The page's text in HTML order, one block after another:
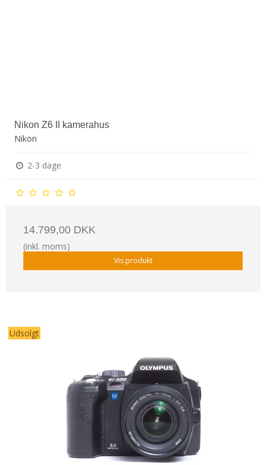
Nikon Z6 II kamerahus
Nikon
2-3 dage
14.799,00 DKK
(inkl. moms)
Vis produkt
Udsolgt